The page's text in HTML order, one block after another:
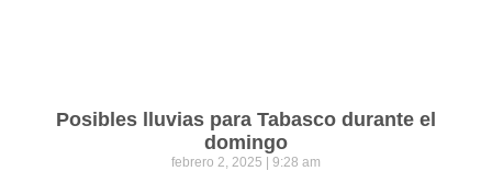
Posibles lluvias para Tabasco durante el
domingo
febrero 2, 2025 9:28 am